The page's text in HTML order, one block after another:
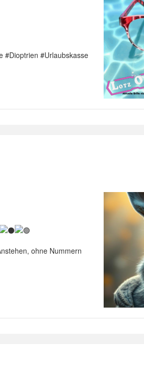
#Dioptrien #Urlaubskasse
ohne Nummern